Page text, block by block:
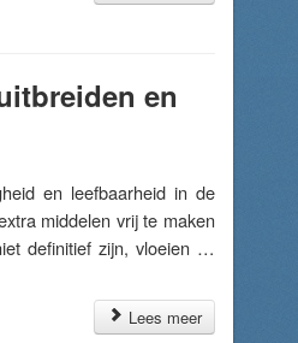
en
en leefbaarheid in de
middelen vrij te maken
definitief zijn, vloeien …
Lees meer